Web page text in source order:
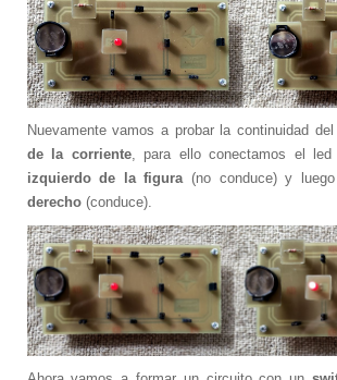
Sistema de Ahorro Energético para
Camaroneras
Sistema de Detección Térmica
Sistema de Monitoreo y Control para
Sistema de Movilidad Interna
Sistemas de Parqueo
Sistemas POS (Point On Sale)
RFID (Identificación por
Unidad de Salud Móvil
Servicios
Asesoría
Nuevamente vamos a probar la continuidad
de la corriente, para ello conectamos el led
izquierdo de la figura(no conduce) y
derecho(conduce).